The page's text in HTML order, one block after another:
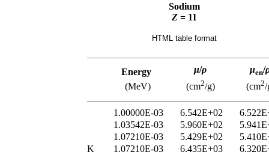
Sodium
Z = 11
HTML table format
Energy μ/ρ μen/
(MeV)
(cm2/g) (cm2/
1.00000E-03 6.542E+02
1.03542E-03
5.960E+02
1.07210E-03
5.429E+02
K
1.07210E-03 6.435E+03